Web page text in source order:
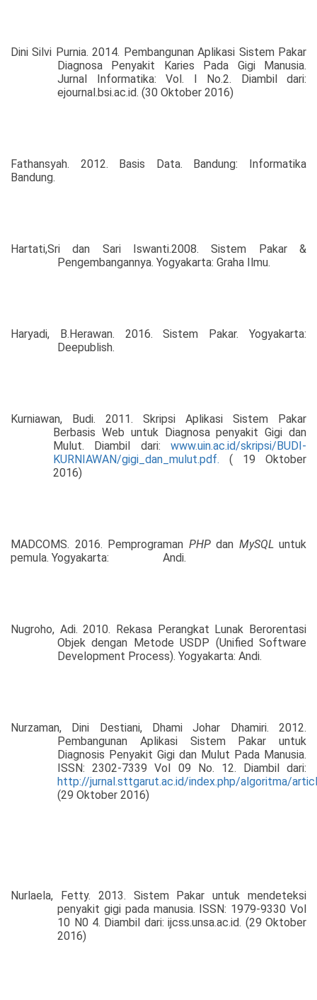
Dini Silvi Purnia. 2014. Pembangunan Aplikasi Sistem Pakar
Diagnosa Penyakit Karies Pada Gigi Manusia.
Jurnal Informatika: Vol. I No.2. Diambil dari:
ejournal.bsi.ac.id. (30 Oktober 2016)
Fathansyah. 2012. Basis Data. Bandung: Informatika
Bandung.
Hartati,Sri dan Sari Iswanti.2008. Sistem Pakar &
Pengembangannya. Yogyakarta: Graha Ilmu.
Haryadi, B.Herawan. 2016. Sistem Pakar. Yogyakarta:
Deepublish.
Kurniawan, Budi. 2011. Skripsi Aplikasi Sistem Pakar
Berbasis Web untuk Diagnosa penyakit Gigi dan
Mulut. Diambil dari: www.uin.ac.id/skripsi/BUDI-
KURNIAWAN/gigi_dan_mulut.pdf. ( 19 Oktober
2016)
MADCOMS. 2016. Pemprograman PHPdan MySQLuntuk
pemula. Yogyakarta: Andi.
Nugroho, Adi. 2010. Rekasa Perangkat Lunak Berorentasi
Objek dengan Metode USDP (Unified Software
Development Process). Yogyakarta: Andi.
Nurzaman, Dini Destiani, Dhami Johar Dhamiri. 2012.
Pembangunan Aplikasi Sistem Pakar untuk
Diagnosis Penyakit Gigi dan Mulut Pada Manusia.
ISSN: 2302-7339 Vol 09 No. 12. Diambil dari:
http://jurnal.sttgarut.ac.id/index.php/algoritma/
(29 Oktober 2016)
Nurlaela, Fetty. 2013. Sistem Pakar untuk mendeteksi
penyakit gigi pada manusia. ISSN: 1979-9330 Vol
10 N0 4. Diambil dari: ijcss.unsa.ac.id. (29 Oktober
2016)